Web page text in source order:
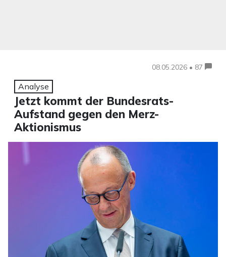
08.05.2026 • 87
Analyse
Jetzt kommt der Bundesrats-
Aufstand gegen den Merz-
Aktionismus